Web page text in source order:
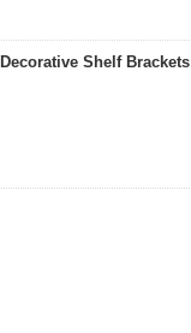
Shelf Brackets